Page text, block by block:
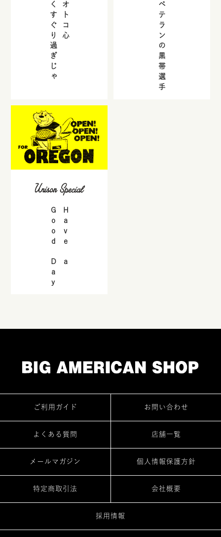
オトコ心
くすぐり過ぎじゃ ベテランの黒帯選手
Have a
Good Day
ご利用ガイド お問い合わせ
よくある質問 店舗一覧
メールマガジン 個人情報保護方針
特定商取引法 会社概要
採用情報